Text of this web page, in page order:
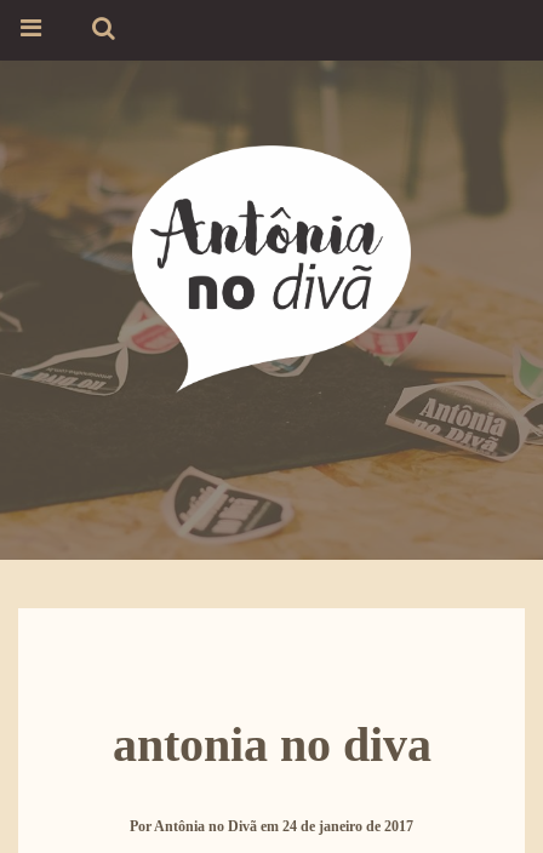
antonia no diva
PorAntônia no Divã em 24 de janeiro de 2017